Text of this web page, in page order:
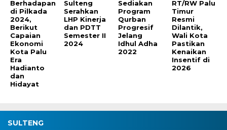
Berhadapan
di Pilkada
2024,
Berikut
Capaian
Ekonomi
Kota Palu
Era
Hadianto
dan
Hidayat
Sulteng
Serahkan
LHP Kinerja
dan PDTT
Semester II
2024
Sediakan
Program
Qurban
Progresif
Jelang
Idhul Adha
2022
RT/RW Palu
Timur
Resmi
Dilantik,
Wali Kota
Pastikan
Kenaikan
Insentif di
2026
SULTENG